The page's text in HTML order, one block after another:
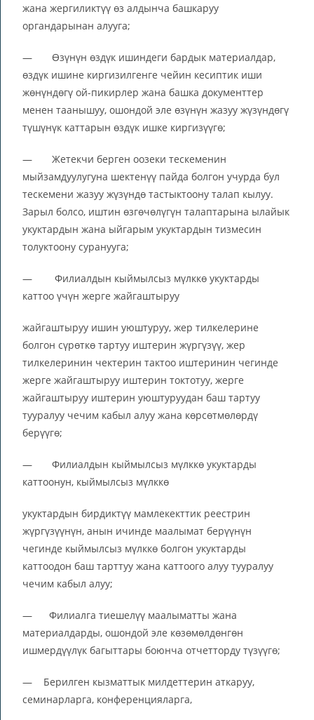
жана жергиликтүү өз алдынча башкаруу
органдарынан алууга;
— Өзүнүн өздүк ишиндеги бардык материалдар,
өздүк ишине киргизилгенге чейин кесиптик иши
жөнүндөгү ой-пикирлер жана башка документтер
менен таанышуу, ошондой эле өзүнүн жазуу жүзүндөгү
түшүнүк каттарын өздүк ишке киргизүүгө;
— Жетекчи берген оозеки тескеменин
мыйзамдуулугуна шектенүү пайда болгон учурда бул
тескемени жазуу жүзүндө тастыктоону талап кылуу.
Зарыл болсо, иштин өзгөчөлүгүн талаптарына ылайык
укуктардын жана ыйгарым укуктардын тизмесин
толуктоону суранууга;
— Филиалдын кыймылсыз мүлккө укуктарды
каттоо үчүн жерге жайгаштыруу
жайгаштыруу ишин уюштуруу, жер тилкелерине
болгон сүрөткө тартуу иштерин жүргүзүү, жер
тилкелеринин чектерин тактоо иштеринин чегинде
жерге жайгаштыруу иштерин токтотуу, жерге
жайгаштыруу иштерин уюштуруудан баш тартуу
тууралуу чечим кабыл алуу жана көрсөтмөлөрдү
берүүгө;
— Филиалдын кыймылсыз мүлккө укуктарды
каттоонун, кыймылсыз мүлккө
укуктардын бирдиктүү мамлекекттик реестрин
жүргүзүүнүн, анын ичинде маалымат берүүнүн
чегинде кыймылсыз мүлккө болгон укуктарды
каттоодон баш тарттуу жана каттоого алуу тууралуу
чечим кабыл алуу;
— Филиалга тиешелүү маалыматты жана
материалдарды, ошондой эле көзөмөлдөнгөн
ишмердүүлүк багыттары боюнча отчетторду түзүүгө;
— Берилген кызматтык милдеттерин аткаруу,
семинарларга, конференцияларга,